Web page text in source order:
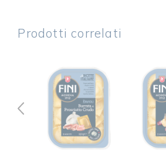
Prodotti correlati